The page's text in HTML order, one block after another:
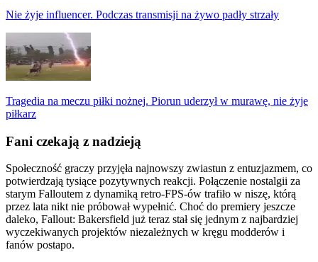
Nie żyje influencer. Podczas transmisji na żywo padły strzały
Tragedia na meczu piłki nożnej. Piorun uderzył w murawę, nie żyje
piłkarz
Fani czekają z nadzieją
Społeczność graczy przyjęła najnowszy zwiastun z entuzjazmem, co
potwierdzają tysiące pozytywnych reakcji. Połączenie nostalgii za
starym Falloutem z dynamiką retro-FPS-ów trafiło w niszę, którą
przez lata nikt nie próbował wypełnić. Choć do premiery jeszcze
daleko, Fallout: Bakersfield już teraz stał się jednym z najbardziej
wyczekiwanych projektów niezależnych w kręgu modderów i
fanów postapo.